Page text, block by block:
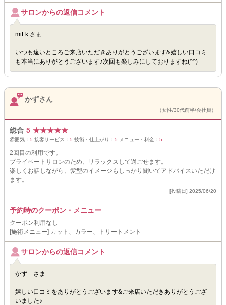
サロンからの返信コメント
miLk さま
いつも遠いところご来店いただきありがとうございます&嬉しい口コミ
も本当にありがとうございます♪次回も楽しみにしておりますね(^^)
かずさん
（女性/30代前半/会社員）
総合 5 ★★★★★
雰囲気： 5 接客サービス： 5 技術・仕上がり： 5 メニュー・料金： 5
2回目の利用です。
プライベートサロンのため、リラックスして過ごせます。
楽しくお話しながら、髪型のイメージもしっかり聞いてアドバイスいただけ
ます。
[投稿日] 2025/06/20
予約時のクーポン・メニュー
クーポン利用なし
[施術メニュー] カット、カラー、トリートメント
サロンからの返信コメント
かず さま
嬉しい口コミをありがとうございます&ご来店いただきありがとうござ
いました♪